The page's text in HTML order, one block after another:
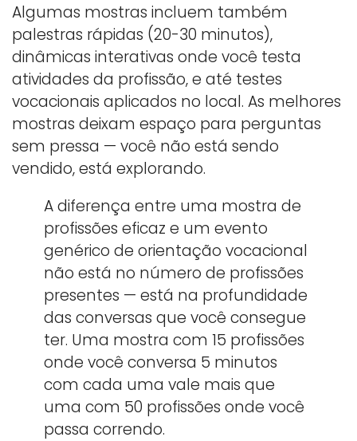
Algumas mostras incluem também
palestras rápidas (20-30 minutos),
dinâmicas interativas onde você testa
atividades da profissão, e até testes
vocacionais aplicados no local. As melhores
mostras deixam espaço para perguntas
sem pressa — você não está sendo
vendido, está explorando.
A diferença entre uma mostra de
profissões eficaz e um evento
genérico de orientação vocacional
não está no número de profissões
presentes — está na profundidade
das conversas que você consegue
ter. Uma mostra com 15 profissões
onde você conversa 5 minutos
com cada uma vale mais que
uma com 50 profissões onde você
passa correndo.